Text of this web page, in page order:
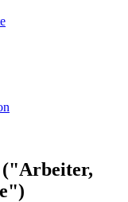
("Arbeiter,